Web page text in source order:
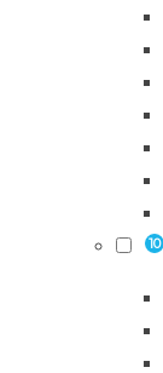
10